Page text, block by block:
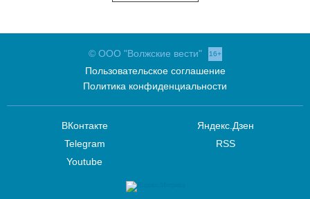
© ООО "Волжские вести" 16+
Пользовательское соглашение
Политика конфиденциальности
ВКонтакте
Telegram
Youtube
Яндекс.Дзен
RSS